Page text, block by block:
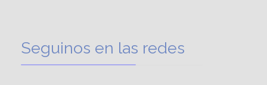
Seguinos en las redes